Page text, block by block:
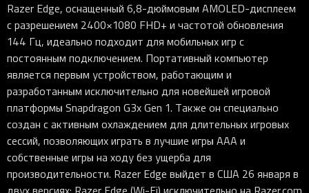
Razer Edge, оснащенный 6,8-дюймовым AMOLED-дисплеем
с разрешением 2400×1080 FHD+ и частотой обновления
144 Гц, идеально подходит для мобильных игр с
постоянным подключением. Портативный компьютер
является первым устройством, работающим и
разработанным исключительно для новейшей игровой
платформы Snapdragon G3x Gen 1. Также он специально
создан с активным охлаждением для длительных игровых
сессий, позволяющих играть в лучшие игры AAA и
собственные игры на ходу без ущерба для
производительности. Razer Edge выйдет в США 26 января в